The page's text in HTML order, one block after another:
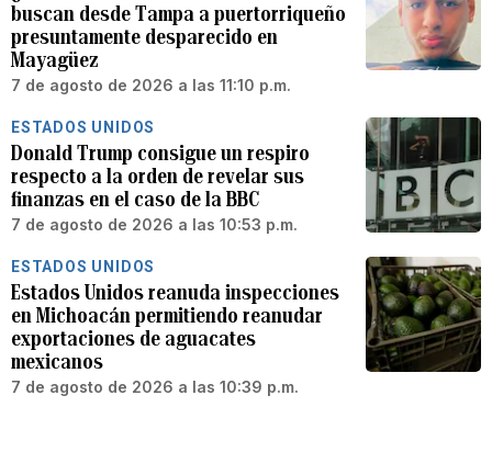
buscan desde Tampa a puertorriqueño
presuntamente desparecido en
Mayagüez
7 de agosto de 2026 a las 11:10 p.m.
ESTADOS UNIDOS
Donald Trump consigue un respiro
respecto a la orden de revelar sus
finanzas en el caso de la BBC
7 de agosto de 2026 a las 10:53 p.m.
ESTADOS UNIDOS
Estados Unidos reanuda inspecciones
en Michoacán permitiendo reanudar
exportaciones de aguacates
mexicanos
7 de agosto de 2026 a las 10:39 p.m.